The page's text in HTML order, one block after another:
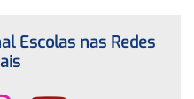
Escolas nas Redes